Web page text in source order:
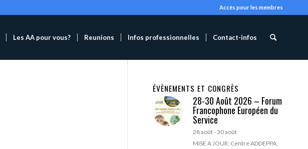
Accès pour les membres
Les AA pour vous? Reunions Infos professionnelles Contact-infos
ÉVÈNEMENTS ET CONGRÈS
28-30 Août 2026 – Forum
Francophone Européen du
Service
28 août-30 août
MISE A JOUR: Centre ADDEPPA,